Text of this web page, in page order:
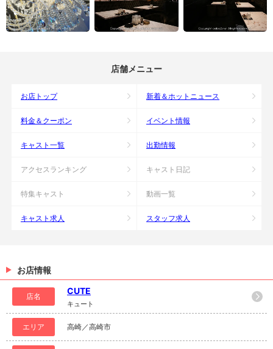
店舗メニュー
お店トップ 新着＆ホットニュース
料金＆クーポン イベント情報
キャスト一覧 出勤情報
アクセスランキング キャスト日記
特集キャスト 動画一覧
キャスト求人 スタッフ求人
お店情報
店名
CUTE
キュート
エリア 高崎／高崎市